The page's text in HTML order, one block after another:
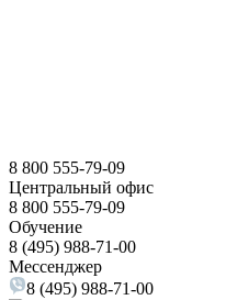
8 800 555-79-09
Центральный офис
8 800 555-79-09
Обучение
8 (495) 988-71-00
Мессенджер
8 (495) 988-71-00